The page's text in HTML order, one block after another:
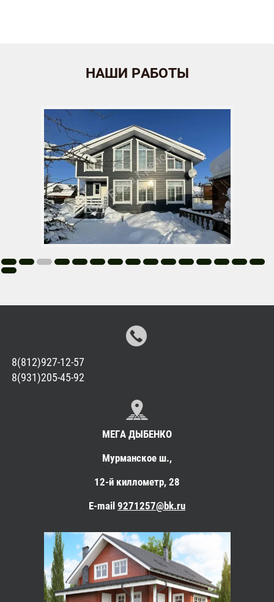
НАШИ РАБОТЫ
8(812)927-12-57
8(931)205-45-92
МЕГА ДЫБЕНКО
Мурманское ш.,
12-й киллометр, 28
E-mail 9271257@bk.ru